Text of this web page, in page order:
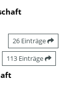
26 Einträge
113 Einträge